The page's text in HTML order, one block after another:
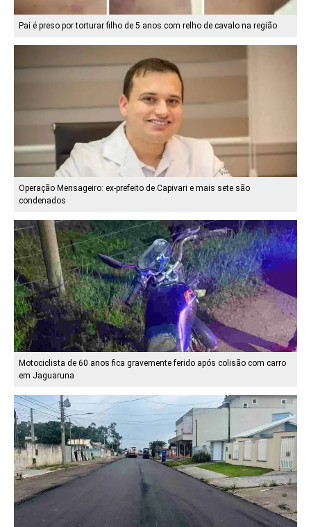
Pai é preso por torturar filho de 5 anos com relho de cavalo na região
Operação Mensageiro: ex-prefeito de Capivari e mais sete são
condenados
Motociclista de 60 anos fica gravemente ferido após colisão com carro
em Jaguaruna